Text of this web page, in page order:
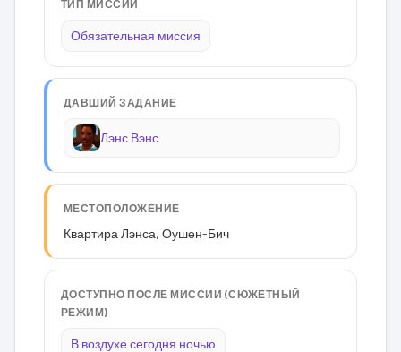
ТИП МИССИИ
Обязательная миссия
ДАВШИЙ ЗАДАНИЕ
Лэнс Вэнс
МЕСТОПОЛОЖЕНИЕ
Квартира Лэнса, Оушен-Бич
ДОСТУПНО ПОСЛЕ МИССИИ (СЮЖЕТНЫЙ
РЕЖИМ)
В воздухе сегодня ночью